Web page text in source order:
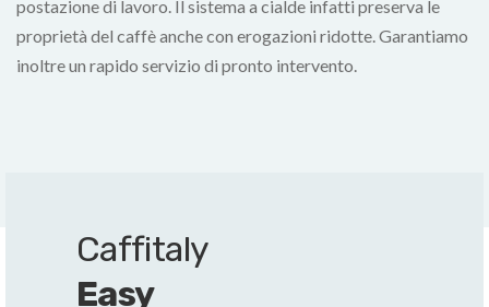
postazione di lavoro. Il sistema a cialde infatti preserva le
proprietà del caffè anche con erogazioni ridotte. Garantiamo
inoltre un rapido servizio di pronto intervento.
Caffitaly
Easy